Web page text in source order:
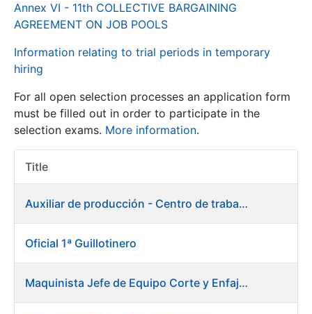
Show/Hide
Show/Hide
Show/Hide
Show/Hide
Annex VI - 11th COLLECTIVE BARGAINING
AGREEMENT ON JOB POOLS
Information relating to trial periods in temporary
hiring
For all open selection processes an application form
must be filled out in order to participate in the
selection exams. More information.
Title
Item
Auxiliar de producción - Centro de trabajo de Burgos
Oficial 1ª Guillotinero
Maquinista Jefe de Equipo Corte y Enfajado